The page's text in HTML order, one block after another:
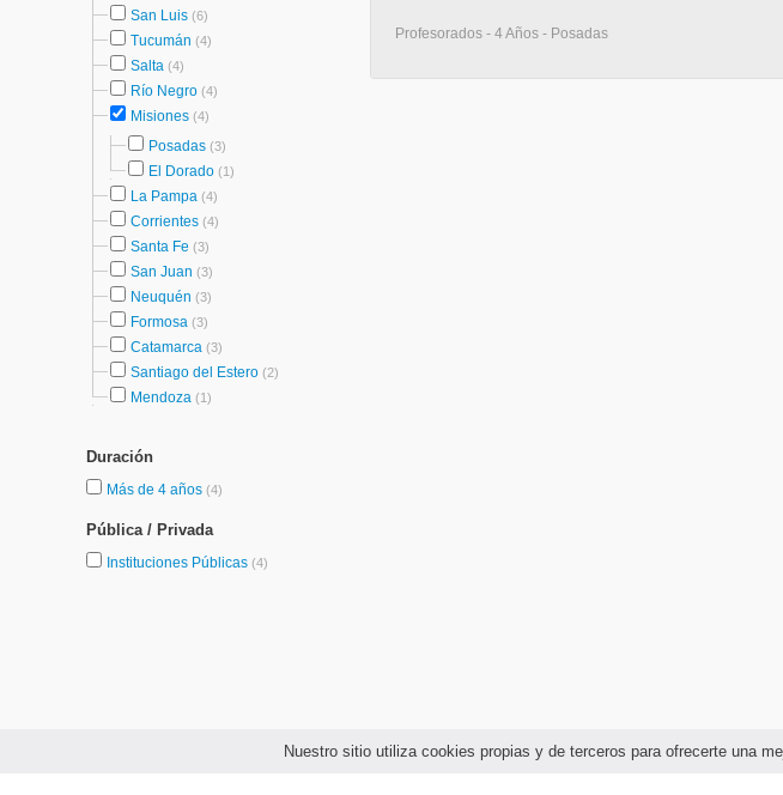
Nuestro sitio utiliza cookies propias y de terceros para ofrecerte una
San Luis (6)
Tucumán (4)
Salta (4)
Río Negro (4)
Misiones (4)
Posadas (3)
El Dorado (1)
La Pampa (4)
Corrientes (4)
Santa Fe (3)
San Juan (3)
Neuquén (3)
Formosa (3)
Catamarca (3)
Santiago del Estero (2)
Mendoza (1)
Duración
Más de 4 años (4)
Pública / Privada
Instituciones Públicas (4)
Profesorados - 4 Años - Posadas